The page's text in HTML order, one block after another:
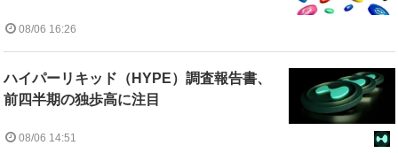
08/06 16:26
ハイパーリキッド（HYPE）調査報告書、
前四半期の独歩高に注目
08/06 14:51